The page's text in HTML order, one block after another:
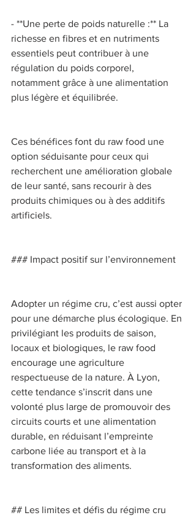
- **Une perte de poids naturelle :** La
richesse en fibres et en nutriments
essentiels peut contribuer à une
régulation du poids corporel,
notamment grâce à une alimentation
plus légère et équilibrée.
Ces bénéfices font du raw food une
option séduisante pour ceux qui
recherchent une amélioration globale
de leur santé, sans recourir à des
produits chimiques ou à des additifs
artificiels.
### Impact positif sur l’environnement
Adopter un régime cru, c’est aussi opter
pour une démarche plus écologique. En
privilégiant les produits de saison,
locaux et biologiques, le raw food
encourage une agriculture
respectueuse de la nature. À Lyon,
cette tendance s’inscrit dans une
volonté plus large de promouvoir des
circuits courts et une alimentation
durable, en réduisant l’empreinte
carbone liée au transport et à la
transformation des aliments.
## Les limites et défis du régime cru